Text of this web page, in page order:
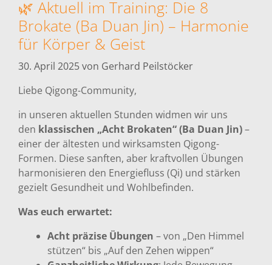
🌿 Aktuell im Training: Die 8
Brokate (Ba Duan Jin) – Harmonie
für Körper & Geist
30. April 2025von Gerhard Peilstöcker
Liebe Qigong-Community,
in unseren aktuellen Stunden widmen wir uns
den klassischen „Acht Brokaten“ (Ba Duan Jin)–
einer der ältesten und wirksamsten Qigong-
Formen. Diese sanften, aber kraftvollen Übungen
harmonisieren den Energiefluss (Qi) und stärken
gezielt Gesundheit und Wohlbefinden.
Was euch erwartet:
Acht präzise Übungen – von „Den Himmel
stützen“ bis „Auf den Zehen wippen“